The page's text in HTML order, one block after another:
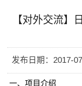
【对外交流】
发布日期：2017-
一、 项目介绍